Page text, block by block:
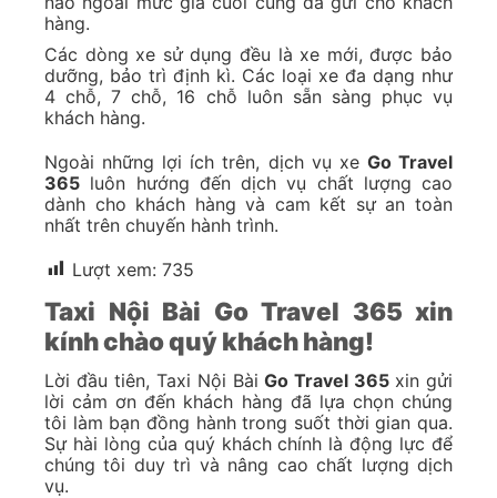
hàng.
Các dòng xe sử dụng đều là xe mới, được bảo
dưỡng, bảo trì định kì. Các loại xe đa dạng như
4 chỗ, 7 chỗ, 16 chỗ luôn sẵn sàng phục vụ
khách hàng.
Ngoài những lợi ích trên, dịch vụ xe Go Travel
365 luôn hướng đến dịch vụ chất lượng cao
dành cho khách hàng và cam kết sự an toàn
nhất trên chuyến hành trình.
Lượt xem: 735
Taxi Nội Bài Go Travel 365 xin
kính chào quý khách hàng!
Lời đầu tiên, Taxi Nội BàiGo Travel 365 xin gửi
lời cảm ơn đến khách hàng đã lựa chọn chúng
tôi làm bạn đồng hành trong suốt thời gian qua.
Sự hài lòng của quý khách chính là động lực để
chúng tôi duy trì và nâng cao chất lượng dịch
vụ.